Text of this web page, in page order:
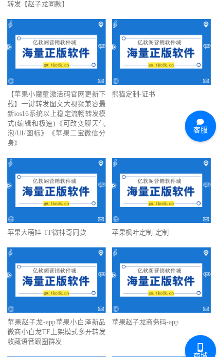
转发【赵子龙同款】
【苹果小魔童激活码官网更新下
载】一键转发图文大视频兼容最
新ios16系统以上稳定流畅转发模
式(编辑和极速)《可改变聊天气
泡/UI/图标》《苹果二宝微信分
身》
熊猫定制-证书
苹果大萌娃-TF微神奇同款 苹果枫叶定制-定制
苹果赵子龙-app苹果小白泽新品
微商小白龙TF上架模式多开转发
收藏语音跟圈群发
苹果赵子龙商务码-app
客服